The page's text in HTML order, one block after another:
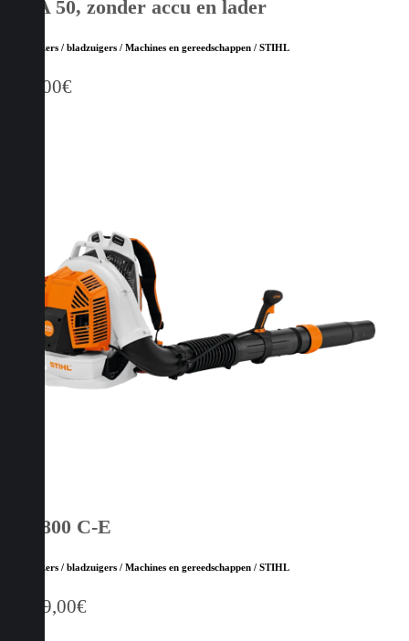
BGA 50, zonder accu en lader
Bladblazers / bladzuigers / Machines en gereedschappen / STIHL
159,00€
BR 800 C-E
Bladblazers / bladzuigers / Machines en gereedschappen / STIHL
1.039,00€